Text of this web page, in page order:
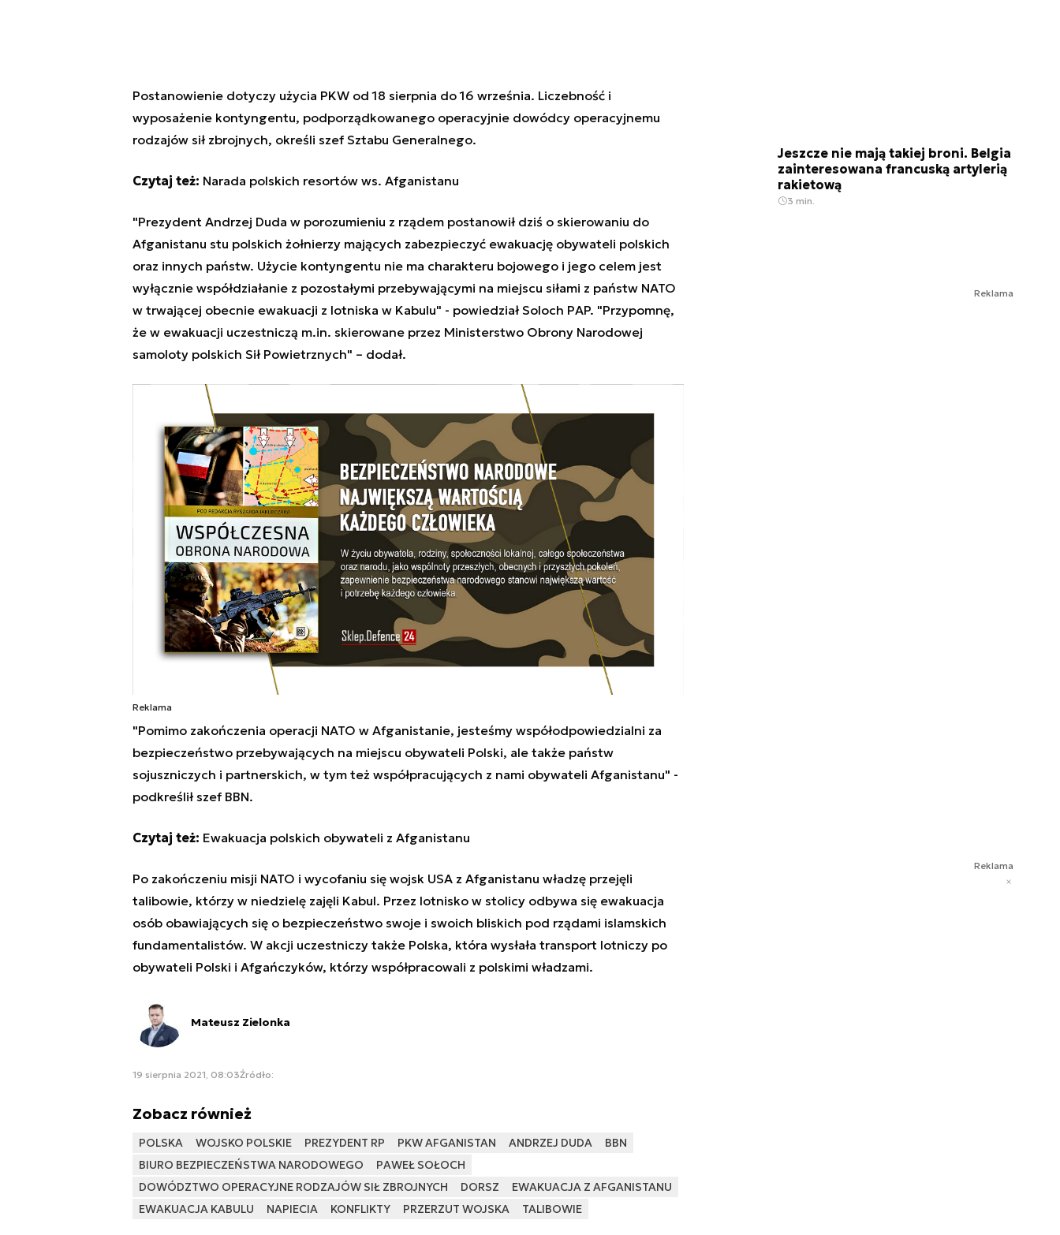
Postanowienie dotyczy użycia PKW od 18 sierpnia do 16 września. Liczebność i
wyposażenie kontyngentu, podporządkowanego operacyjnie dowódcy operacyjnemu
rodzajów sił zbrojnych, określi szef Sztabu Generalnego.
Czytaj też: Narada polskich resortów ws. Afganistanu
"Prezydent Andrzej Duda w porozumieniu z rządem postanowił dziś o skierowaniu do
Afganistanu stu polskich żołnierzy mających zabezpieczyć ewakuację obywateli polskich
oraz innych państw. Użycie kontyngentu nie ma charakteru bojowego i jego celem jest
wyłącznie współdziałanie z pozostałymi przebywającymi na miejscu siłami z państw NATO
w trwającej obecnie ewakuacji z lotniska w Kabulu" - powiedział Soloch PAP. "Przypomnę,
że w ewakuacji uczestniczą m.in. skierowane przez Ministerstwo Obrony Narodowej
samoloty polskich Sił Powietrznych" – dodał.
Reklama
"Pomimo zakończenia operacji NATO w Afganistanie, jesteśmy współodpowiedzialni za
bezpieczeństwo przebywających na miejscu obywateli Polski, ale także państw
sojuszniczych i partnerskich, w tym też współpracujących z nami obywateli Afganistanu" -
podkreślił szef BBN.
Czytaj też: Ewakuacja polskich obywateli z Afganistanu
Po zakończeniu misji NATO i wycofaniu się wojsk USA z Afganistanu władzę przejęli
talibowie, którzy w niedzielę zajęli Kabul. Przez lotnisko w stolicy odbywa się ewakuacja
osób obawiających się o bezpieczeństwo swoje i swoich bliskich pod rządami islamskich
fundamentalistów. W akcji uczestniczy także Polska, która wysłała transport lotniczy po
obywateli Polski i Afgańczyków, którzy współpracowali z polskimi władzami.
Mateusz Zielonka
19 sierpnia 2021, 08:03Źródło:
Zobacz również
POLSKA WOJSKO POLSKIE PREZYDENT RP PKW AFGANISTAN ANDRZEJ DUDA
BBN
BIURO BEZPIECZEŃSTWA NARODOWEGO
PAWEŁ SOŁOCH
DOWÓDZTWO OPERACYJNE RODZAJÓW SIŁ ZBROJNYCH
DORSZ
EWAKUACJA Z AFGANISTANU
EWAKUACJA KABULU
NAPIECIA KONFLIKTY PRZERZUT WOJSKA TALIBOWIE
Jeszcze nie mają takiej broni. Belgia
zainteresowana francuską artylerią
rakietową
3 min.
Reklama
Reklama